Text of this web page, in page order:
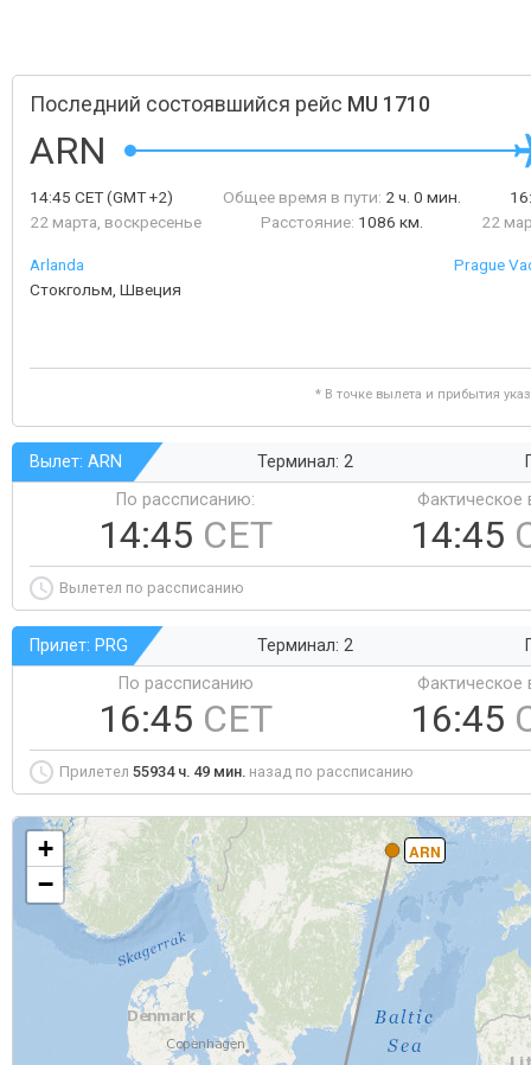
Последний состоявшийся рейс MU 1710
ARN
14:45 CET(GMT +2)
22 марта, воскресенье
Общее время в пути: 2 ч. 0 мин.
Расстояние: 1086 км.
22
Arlanda
Стокгольм, Швеция
Prague
* В точке вылета и прибытия
Вылет: ARN Терминал: 2
По рассписанию:
14:45 CET
Фактическое
14:45
Вылетел по рассписанию
Прилет: PRG Терминал: 2
По рассписанию
16:45 CET
Фактическое
16:45
Прилетел 55934 ч. 49 мин. назад по рассписанию
ARN
+
−